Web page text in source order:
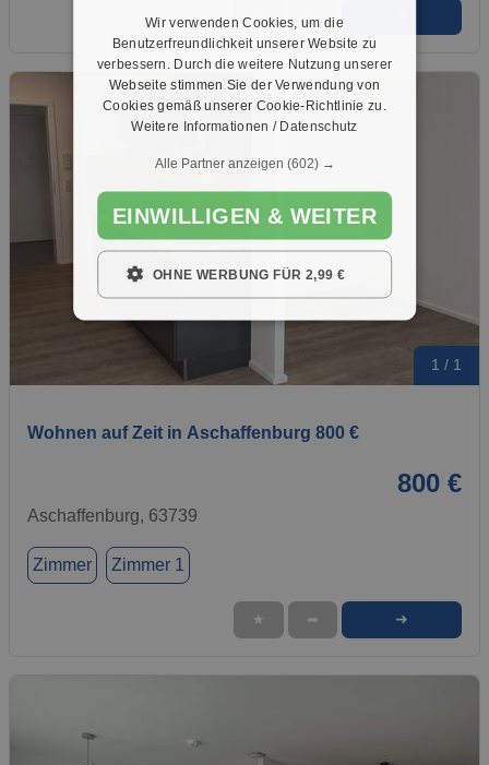
★ ➦
1 / 1
Wohnen auf Zeit in Aschaffenburg 800 €
800 €
Aschaffenburg, 63739
Zimmer Zimmer 1
★ ➦ ➜
Wir verwenden Cookies, um die
Benutzerfreundlichkeit unserer Website zu
verbessern. Durch die weitere Nutzung unserer
Webseite stimmen Sie der Verwendung von
Cookies gemäß unserer Cookie-Richtlinie zu.
Weitere Informationen / Datenschutz
Alle Partner anzeigen (602) →
EINWILLIGEN & WEITER
OHNE WERBUNG FÜR 2,99 €